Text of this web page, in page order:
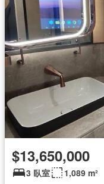
$13,650,000
3 臥室 1,089 m²